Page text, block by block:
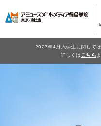
2027年4月入学生に関して
詳しくは こちら